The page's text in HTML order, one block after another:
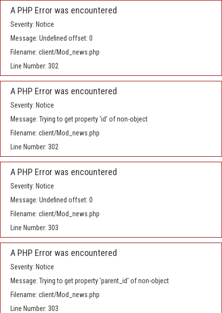
A PHP Error was encountered
Severity: Notice
Message: Undefined offset: 0
Filename: client/Mod_news.php
Line Number: 302
A PHP Error was encountered
Severity: Notice
Message: Trying to get property 'id' of non-object
Filename: client/Mod_news.php
Line Number: 302
A PHP Error was encountered
Severity: Notice
Message: Undefined offset: 0
Filename: client/Mod_news.php
Line Number: 303
A PHP Error was encountered
Severity: Notice
Message: Trying to get property 'parent_id' of non-object
Filename: client/Mod_news.php
Line Number: 303